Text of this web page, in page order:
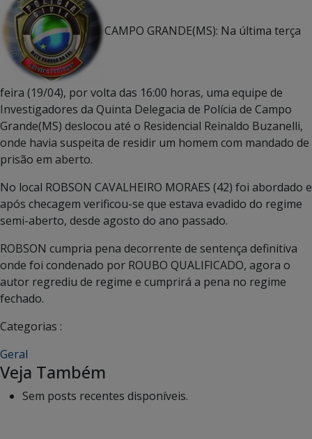
CAMPO GRANDE(MS): Na última terça
feira (19/04), por volta das 16:00 horas, uma equipe de
Investigadores da Quinta Delegacia de Polícia de Campo
Grande(MS) deslocou até o Residencial Reinaldo Buzanelli,
onde havia suspeita de residir um homem com mandado de
prisão em aberto.
No local ROBSON CAVALHEIRO MORAES (42) foi abordado e
após checagem verificou-se que estava evadido do regime
semi-aberto, desde agosto do ano passado.
ROBSON cumpria pena decorrente de sentença definitiva
onde foi condenado por ROUBO QUALIFICADO, agora o
autor regrediu de regime e cumprirá a pena no regime
fechado.
Categorias :
Geral
Veja Também
Sem posts recentes disponíveis.